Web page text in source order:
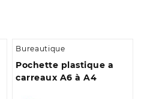
Bureautique
Pochette plastique a
carreaux A6 à A4